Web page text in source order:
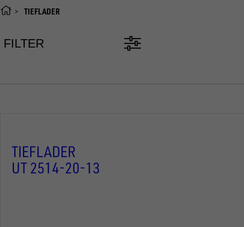
TIEFLADER
FILTER
TIEFLADER
UT 2514-20-13